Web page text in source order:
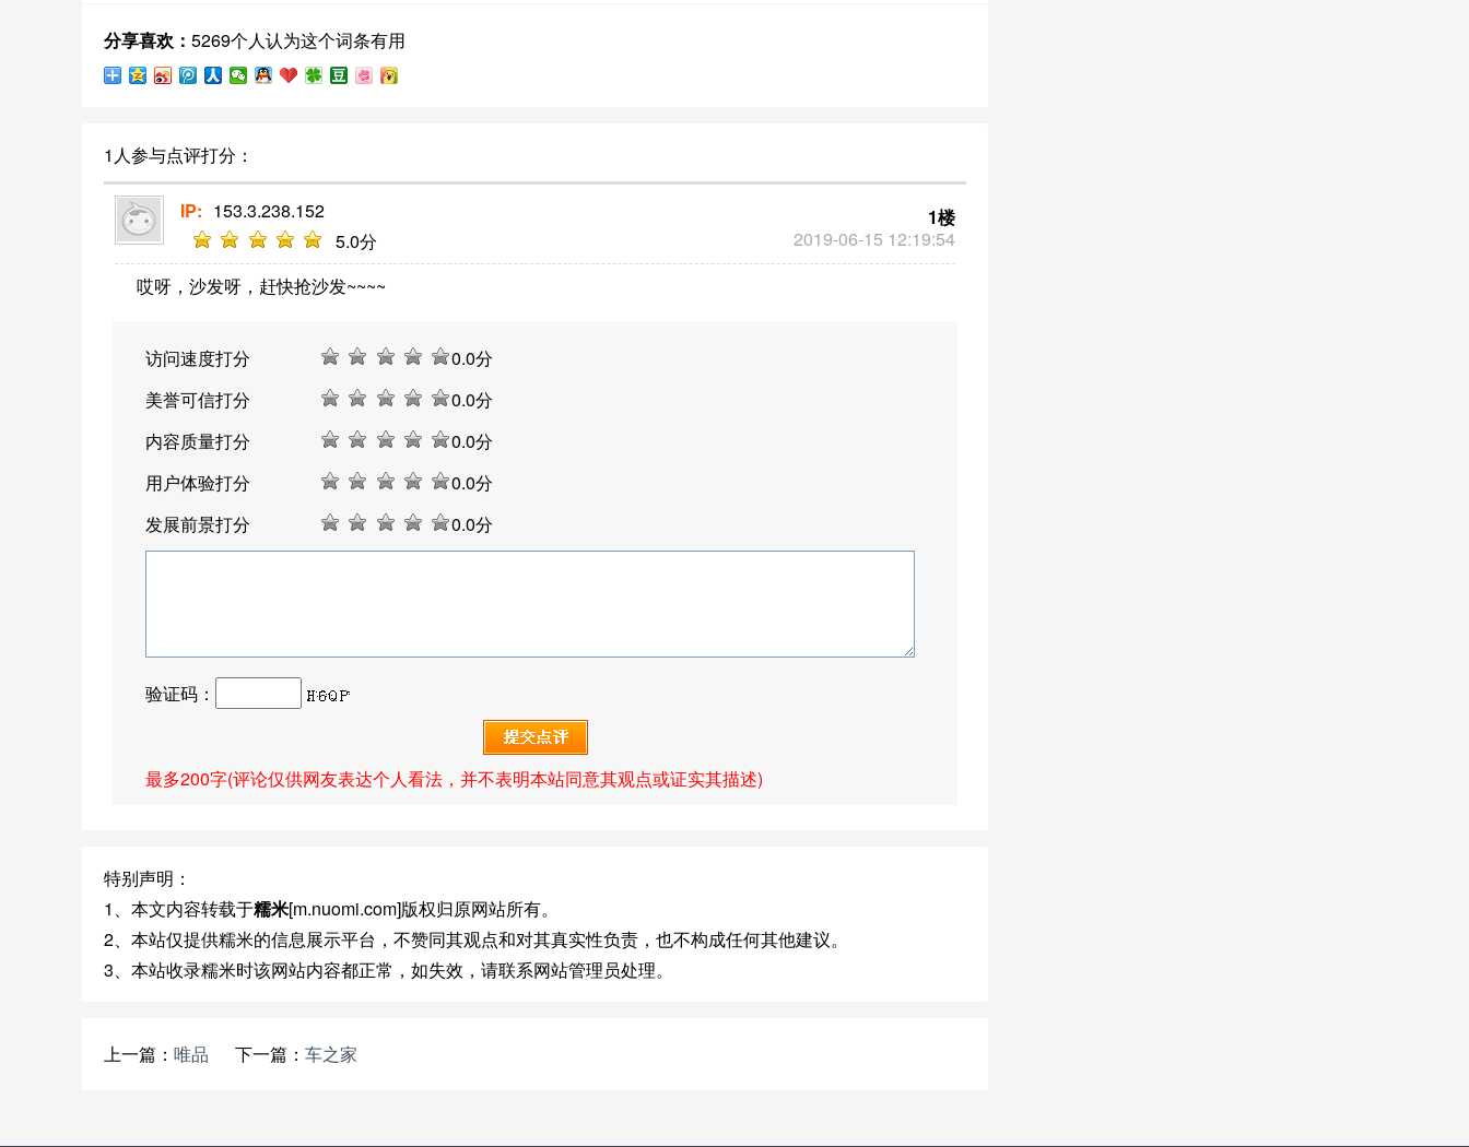
分享喜欢： 5269个人认为这个词条有用
1人参与点评打分：
2019-06-15 12:19:54
1楼
IP: 153.3.238.152
5.0分
哎呀，沙发呀，赶快抢沙发~~~~
访问速度打分 0.0分
美誉可信打分
0.0分
内容质量打分
0.0分
用户体验打分
0.0分
发展前景打分
0.0分
验证码：
最多200字(评论仅供网友表达个人看法，并不表明本站同意其观点或证实其描述)
特别声明：
1、本文内容转载于糯米[m.nuomi.com]版权归原网站所有。
2、本站仅提供糯米的信息展示平台，不赞同其观点和对其真实性负责，也不构成任何其他建议。
3、本站收录糯米时该网站内容都正常，如失效，请联系网站管理员处理。
上一篇： 唯品 下一篇： 车之家